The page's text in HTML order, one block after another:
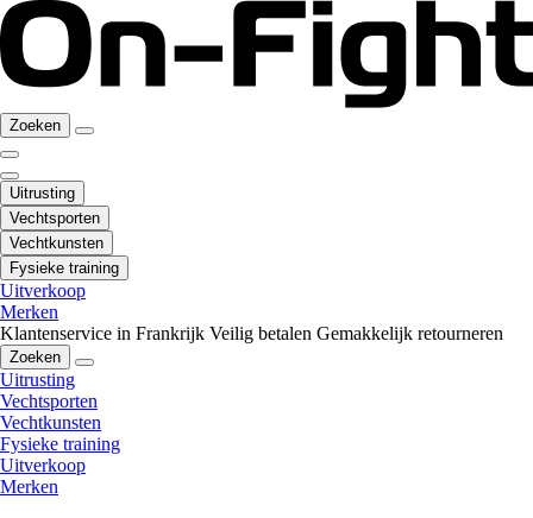
Zoeken
Uitrusting
Vechtsporten
Vechtkunsten
Fysieke training
Uitverkoop
Merken
Klantenservice in Frankrijk Veilig betalen Gemakkelijk retourneren
Zoeken
Uitrusting
Vechtsporten
Vechtkunsten
Fysieke training
Uitverkoop
Merken